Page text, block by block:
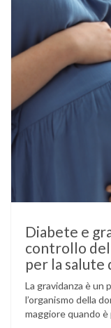
Diabete e
controllo
per la salute
La gravidanza è un
l’organismo della
maggiore quando